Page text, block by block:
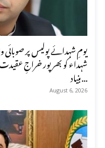
یومِ شہدائے پولیس پر صوبائی
شہداء کو بھرپور خراجِ
بنیاد...
August 6, 2026